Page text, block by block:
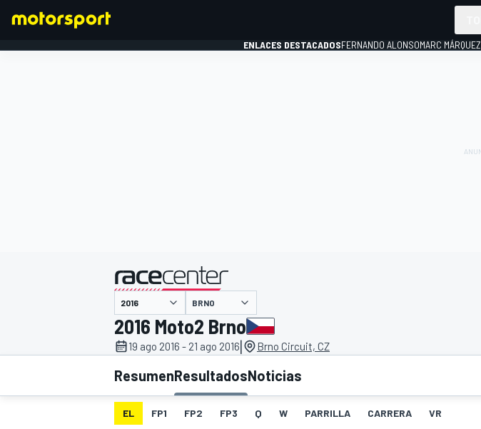
INDYCAR WRC
ENLACES DESTACADOSFERNANDO ALONSOMARC MÁRQUEZ
presentado por
BRNO
2016 Moto2 Brno
19 ago 2016 - 21 ago 2016| Brno Circuit, CZ
ResumenResultadosNoticias
EL FP1 FP2 FP3 Q W PARRILLA CARRERA VR